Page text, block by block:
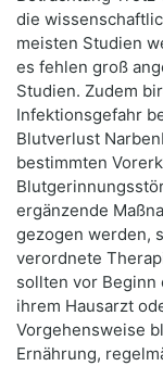
die
meisten Studien
es fehlen groß
Studien. Zudem
Infektionsgefahr
Blutverlust
bestimmten
ergänzende
gezogen werden,
verordnete
sollten vor Beginn
ihrem Hausarzt
Vorgehensweise
Ernährung,